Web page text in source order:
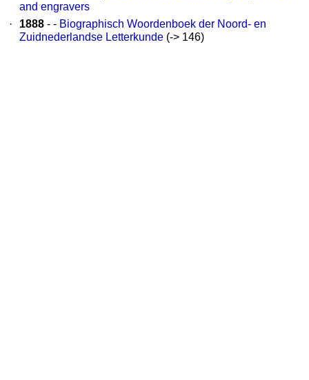
and engravers
·
1888 - - Biographisch Woordenboek der Noord- en
Zuidnederlandse Letterkunde (-> 146)